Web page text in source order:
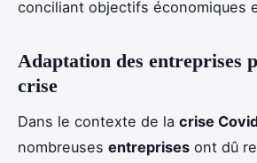
conciliant objectifs économiques
Adaptation des entreprises
crise
Dans le contexte de la crise
nombreuses entreprises ont dû